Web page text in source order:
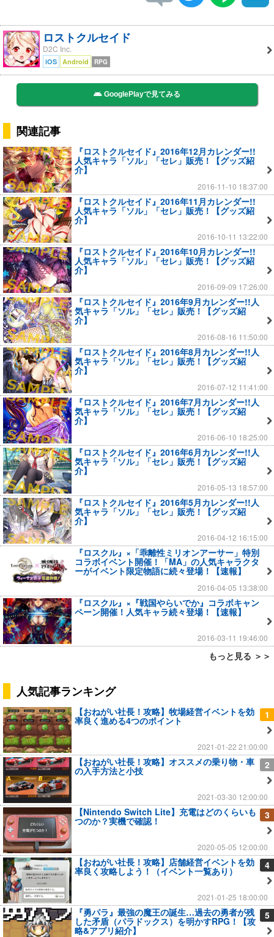
ロストクルセイド
D2C Inc.
iOS Android RPG
GooglePlayで見てみる
関連記事
『ロストクルセイド』2016年12月カレンダー!!
人気キャラ「ソル」「セレ」販売！【グッズ紹
介】
2016-11-10 18:37:00
『ロストクルセイド』2016年11月カレンダー!!
人気キャラ「ソル」「セレ」販売！【グッズ紹
介】
2016-10-11 13:22:00
『ロストクルセイド』2016年10月カレンダー!!
人気キャラ「ソル」「セレ」販売！【グッズ紹
介】
2016-09-09 17:26:00
『ロストクルセイド』2016年9月カレンダー!!人
気キャラ「ソル」「セレ」販売！【グッズ紹
介】
2016-08-16 11:50:00
『ロストクルセイド』2016年8月カレンダー!!人
気キャラ「ソル」「セレ」販売！【グッズ紹
介】
2016-07-12 11:41:00
『ロストクルセイド』2016年7月カレンダー!!人
気キャラ「ソル」「セレ」販売！【グッズ紹
介】
2016-06-10 18:25:00
『ロストクルセイド』2016年6月カレンダー!!人
気キャラ「ソル」「セレ」販売！【グッズ紹
介】
2016-05-13 18:57:00
『ロストクルセイド』2016年5月カレンダー!!人
気キャラ「ソル」「セレ」販売！【グッズ紹
介】
2016-04-12 16:15:00
『ロスクル』×「乖離性ミリオンアーサー」特別
コラボイベント開催！「MA」の人気キャラクタ
ーがイベント限定物語に続々登場！【速報】
2016-04-05 13:38:00
『ロスクル』×『戦国やらいでか』コラボキャン
ペーン開催！人気キャラ続々登場！【速報】
2016-03-11 19:46:00
もっと見る ＞＞
人気記事ランキング
1
【おねがい社長！攻略】牧場経営イベントを効
率良く進める4つのポイント
2021-01-22 21:00:00
2
【おねがい社長！攻略】オススメの乗り物・車
の入手方法と小技
2021-03-30 12:00:00
3
【Nintendo Switch Lite】充電はどのくらいも
つのか？実機で確認！
2020-05-05 12:00:00
4
【おねがい社長！攻略】店舗経営イベントを効
率良く攻略しよう！（イベント一覧あり）
2021-01-25 18:00:00
5
『勇パラ』最強の魔王の誕生…過去の勇者が残
した矛盾（パラドックス）を明かすRPG！【攻
略&アプリ紹介】